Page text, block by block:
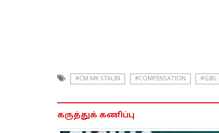
#CM MK STALIN #COMPENSATION #GIRL
கருத்துக் கணிப்பு